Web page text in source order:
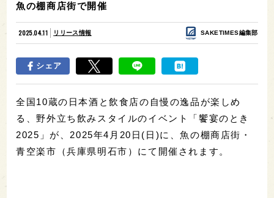
魚の棚商店街で開催
2025.04.11 リリース情報 SAKETIMES編集部
シェア
全国10蔵の日本酒と飲食店の自慢の逸品が楽しめ
る、野外立ち飲みスタイルのイベント「饗宴のとき
2025」が、2025年4月20日(日)に、魚の棚商店街・
青空楽市（兵庫県明石市）にて開催されます。